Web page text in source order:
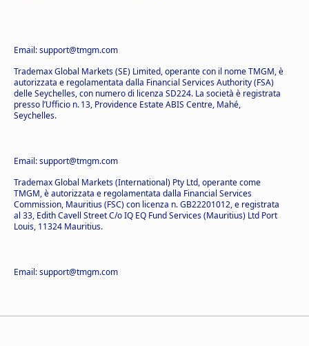
Email: support@tmgm.com
Trademax Global Markets (SE) Limited, operante con il nome TMGM, è
autorizzata e regolamentata dalla Financial Services Authority (FSA)
delle Seychelles, con numero di licenza SD224. La società è registrata
presso l’Ufficio n. 13, Providence Estate ABIS Centre, Mahé,
Seychelles.
Email: support@tmgm.com
Trademax Global Markets (International) Pty Ltd, operante come
TMGM, è autorizzata e regolamentata dalla Financial Services
Commission, Mauritius (FSC) con licenza n. GB22201012, e registrata
al 33, Edith Cavell Street C/o IQ EQ Fund Services (Mauritius) Ltd Port
Louis, 11324 Mauritius.
Email: support@tmgm.com